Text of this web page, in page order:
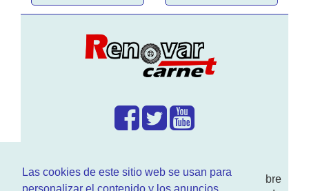
Las cookies de este sitio web se usan para
Enwww.RenovarCarnet.comTe contamos sobre